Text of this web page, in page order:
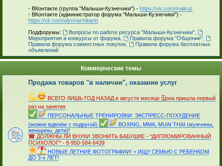
- ВКонтакте (группа "Малыши-Кузнечики") - https://vk.com/malkuz
- ВКонтакте (администратор форума "Малыши-Кузнечики") -
https://vk.com/alyonachitaylo
Подфорумы: Вопросы по работе ресурса "Малыши-Кузнечики",
Мероприятия и конкурсы от форума
Правила форума "Общение",
Правила форума совместных покупок
Правила форума бесплатных
объявлений
Коммерческие темы
Продажа товаров "в наличии", оказание услуг
ВСЕГО ЛИШЬ ГОД НАЗАД в августе месяце 🗓она пришла первый
раз на занятия
ПЕРСОНАЛЬНЫЕ ТРЕНИРОВКИ: ЭКСПРЕСС-ПОХУДЕНИЕ
(можно вдвоём с подругой)
BOXING, MMA, MUAI THAI (мужчины,
женщины, дети)!
☎ ДОЛЖНЫ ЛИ ВНУКИ ЗВОНИТЬ БАБУШКЕ - *ДИПЛОМИРОВАННЫЙ
ПСИХОЛОГ* - 8-950-584-6439
НОВЫЕ ЛЕТНИЕ ФОТОГРАФИИ! + ИЩУ СЕМЬЮ С РЕБЕНКОМ
ДО 3-х ЛЕТ!